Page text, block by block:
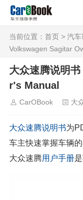
当前位置： 首页 > 汽车
Volkswagen Sagitar
大众速腾说明
r's Manual
CarOBook 大
大众速腾说明书为
车主快速掌握车辆
大众速腾用户手册